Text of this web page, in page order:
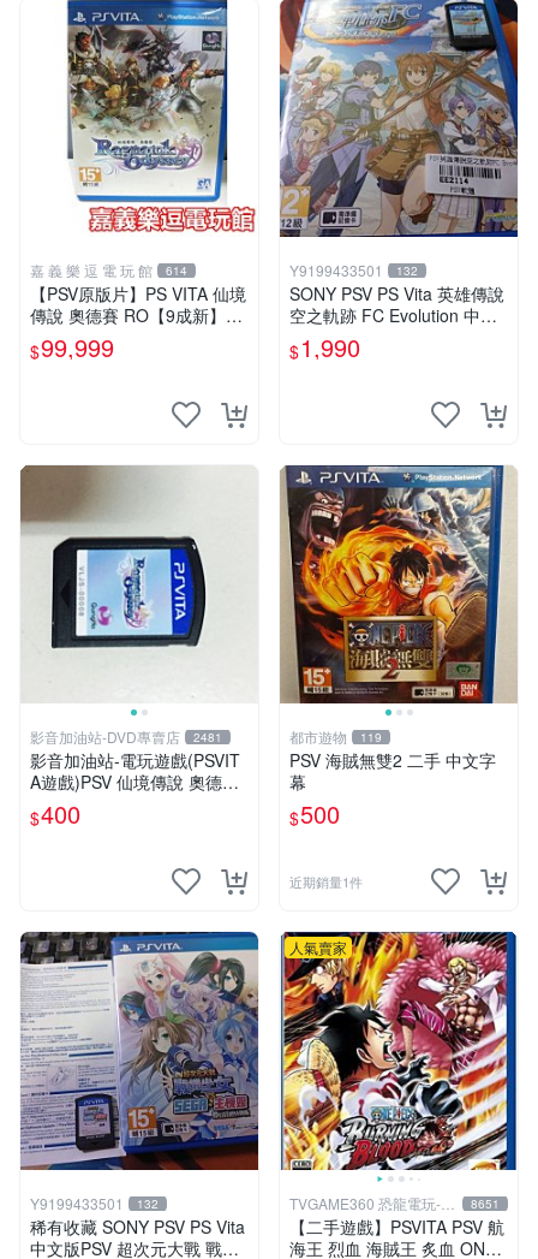
嘉 義 樂 逗 電 玩 館 614
【PSV原版片】PS VITA 仙境
傳說 奧德賽 RO【9成新】✪
中古二手✪嘉義樂逗電玩館
$99,999
Y9199433501 132
SONY PSV PS Vita 英雄傳說
空之軌跡 FC Evolution 中文
版
$1,990
影音加油站-DVD專賣店 2481
影音加油站-電玩遊戲(PSVIT
A遊戲)PSV 仙境傳說 奧德賽
日版直購價400元/下標就賣
$400
都市遊物 119
PSV 海賊無雙2 二手 中文字
幕
$500
近期銷量1件
Y9199433501 132
稀有收藏 SONY PSV PS Vita
中文版PSV 超次元大戰 戰機
人氣賣家
TVGAME360 恐龍電玩-台
中店
8651
【二手遊戲】PSVITA PSV 航
海王 烈血 海賊王 炙血 ONE